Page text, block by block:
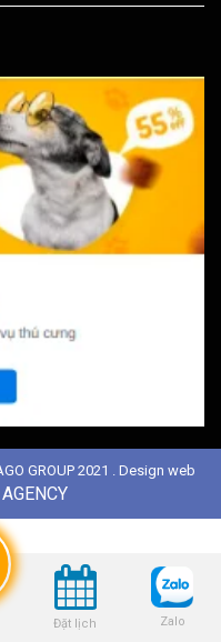
Đặt lịch Zalo
GROUP 2021 . Design web